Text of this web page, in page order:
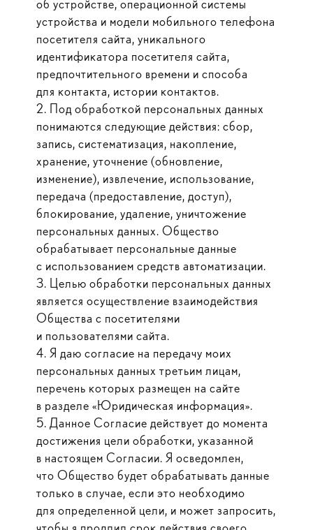
об устройстве, операционной системы
устройства и модели мобильного телефона
посетителя сайта, уникального
идентификатора посетителя сайта,
предпочтительного времени и способа
для контакта, истории контактов.
2. Под обработкой персональных данных
понимаются следующие действия: сбор,
запись, систематизация, накопление,
хранение, уточнение (обновление,
изменение), извлечение, использование,
передача (предоставление, доступ),
блокирование, удаление, уничтожение
персональных данных. Общество
обрабатывает персональные данные
с использованием средств автоматизации.
3. Целью обработки персональных данных
является осуществление взаимодействия
Общества с посетителями
и пользователями сайта.
4. Я даю согласие на передачу моих
персональных данных третьим лицам,
перечень которых размещен на сайте
в разделе «Юридическая информация».
5. Данное Согласие действует до момента
достижения цели обработки, указанной
в настоящем Согласии. Я осведомлен,
что Общество будет обрабатывать данные
только в случае, если это необходимо
для определенной цели, и может запросить,